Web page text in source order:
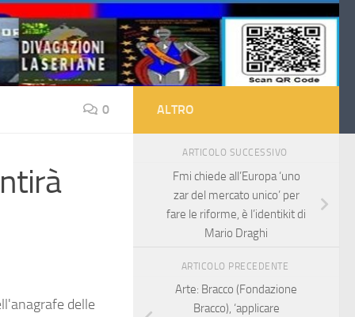
0
delle
ALTRO
ARTICOLO SUCCESSIVO
Fmi chiede all’Europa ‘uno
zar del mercato unico’ per
fare le riforme, è l’identikit di
Mario Draghi
ARTICOLO PRECEDENTE
Arte: Bracco (Fondazione
Bracco), ‘applicare